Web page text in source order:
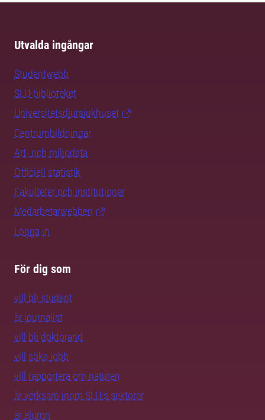
Utvalda ingångar
Studentwebb
SLU-biblioteket
Universitetsdjursjukhuset
Centrumbildningar
Art- och miljödata
Officiell statistik
Fakulteter och institutioner
Medarbetarwebben
Logga in
För dig som
vill bli student
är journalist
vill bli doktorand
vill söka jobb
vill rapportera om naturen
är verksam inom SLU:s sektorer
är alumn